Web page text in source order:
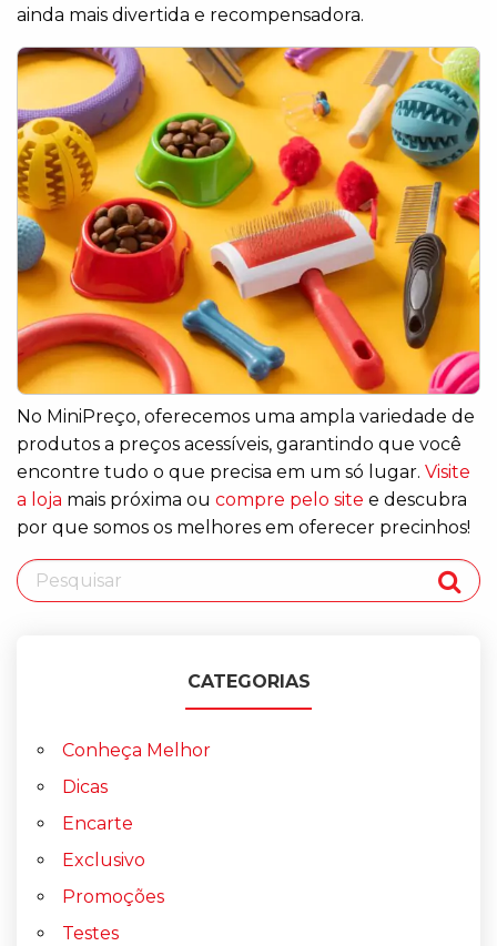
ainda mais divertida e recompensadora.
No MiniPreço, oferecemos uma ampla variedade de
produtos a preços acessíveis, garantindo que você
encontre tudo o que precisa em um só lugar. Visite
a loja mais próxima ou compre pelo site e descubra
por que somos os melhores em oferecer precinhos!
CATEGORIAS
Conheça Melhor
Dicas
Encarte
Exclusivo
Promoções
Testes